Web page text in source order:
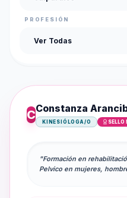
PROFESIÓN
CConstanza
KINESIÓLOGA/O SELLO
"Formación en
Pelvico en mujeres,